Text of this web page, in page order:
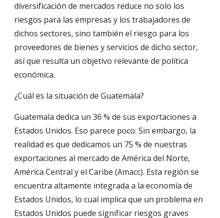
diversificación de mercados reduce no solo los
riesgos para las empresas y los trabajadores de
dichos sectores, sino también el riesgo para los
proveedores de bienes y servicios de dicho sector,
así que resulta un objetivo relevante de política
económica.
¿Cuál es la situación de Guatemala?
Guatemala dedica un 36 % de sus exportaciones a
Estados Unidos. Eso parece poco. Sin embargo, la
realidad es que dedicamos un 75 % de nuestras
exportaciones al mercado de América del Norte,
América Central y el Caribe (Amacc). Esta región se
encuentra altamente integrada a la economía de
Estados Unidos, lo cual implica que un problema en
Estados Unidos puede significar riesgos graves